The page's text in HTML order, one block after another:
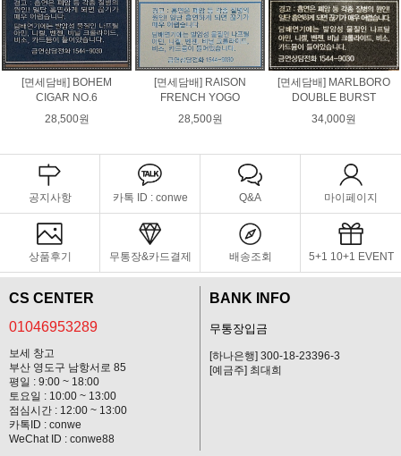
[면세담배] BOHEM
CIGAR NO.6
28,500원
[면세담배] RAISON
FRENCH YOGO
28,500원
[면세담배] MARLBORO
DOUBLE BURST
34,000원
공지사항 카톡 ID : conwe Q&A 마이페이지
상품후기 무통장&카드결제 배송조회 5+1 10+1 EVENT
CS CENTER
01046953289
보세 창고
부산 영도구 남항서로 85
평일 : 9:00 ~ 18:00
토요일 : 10:00 ~ 13:00
점심시간 : 12:00 ~ 13:00
카톡ID : conwe
WeChat ID : conwe88
BANK INFO
무통장입금
[하나은행] 300-18-23396-3
[예금주] 최대희